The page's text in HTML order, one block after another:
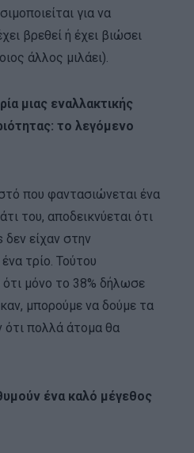
για να
βρεθεί ή έχει βιώσει
άλλος μιλάει).
μιας εναλλακτικής
το λεγόμενο
που φαντασιώνεται ένα
του, αποδεικνύεται ότι
είχαν στην
τρίο. Τούτου
μόνο το 38% δήλωσε
μπορούμε να δούμε τα
ότι πολλά άτομα θα
ένα καλό μέγεθος